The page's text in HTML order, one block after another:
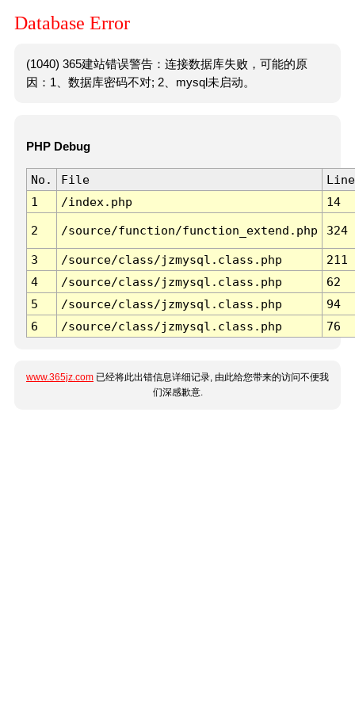
Database Error
(1040) 365建站错误警告：连接数据库失败，可能的原
因：1、数据库密码不对; 2、mysql未启动。
PHP Debug
No. File
Line
1
/index.php 14
2 /source/function/function_extend.php 324
3 /source/class/jzmysql.class.php
211
4
/source/class/jzmysql.class.php
62
5
/source/class/jzmysql.class.php
94
6
/source/class/jzmysql.class.php 76
www.365jz.com 已经将此出错信息详细记录, 由此给您带来的访问不便我
们深感歉意.